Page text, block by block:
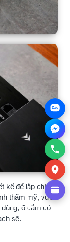
kế để lắp chìm
thẩm mỹ, vừa
ổ cắm có
sẽ.
Zalo